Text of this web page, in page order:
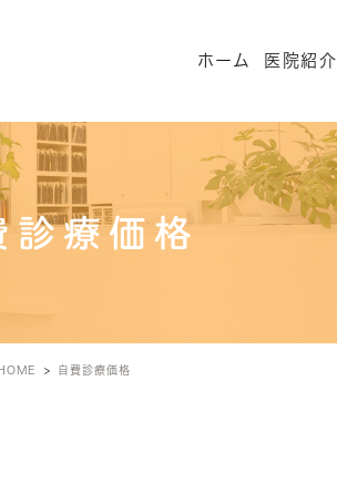
ホーム 医院紹介
診療価格
自費診療価格